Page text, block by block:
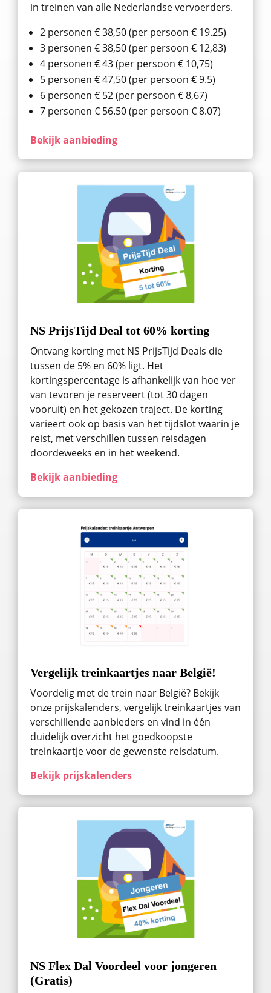
in treinen van alle Nederlandse vervoerders.
2 personen € 38,50 (per persoon € 19.25)
3 personen € 38,50 (per persoon € 12,83)
4 personen € 43 (per persoon € 10,75)
5 personen € 47,50 (per persoon € 9.5)
6 personen € 52 (per persoon € 8,67)
7 personen € 56.50 (per persoon € 8.07)
Bekijk aanbieding
NS PrijsTijd Deal tot 60% korting
Ontvang korting met NS PrijsTijd Deals die
tussen de 5% en 60% ligt. Het
kortingspercentage is afhankelijk van hoe ver
van tevoren je reserveert (tot 30 dagen
vooruit) en het gekozen traject. De korting
varieert ook op basis van het tijdslot waarin je
reist, met verschillen tussen reisdagen
doordeweeks en in het weekend.
Bekijk aanbieding
Vergelijk treinkaartjes naar België!
Voordelig met de trein naar België? Bekijk
onze prijskalenders, vergelijk treinkaartjes van
verschillende aanbieders en vind in één
duidelijk overzicht het goedkoopste
treinkaartje voor de gewenste reisdatum.
Bekijk prijskalenders
NS Flex Dal Voordeel voor jongeren
(Gratis)